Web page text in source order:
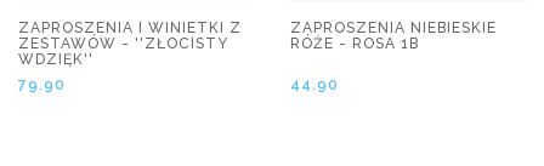
ZAPROSZENIA I WINIETKI Z
ZESTAWÓW - ''ZŁOCISTY
WDZIĘK''
79.90
ZAPROSZENIA NIEBIESKIE
RÓŻE - ROSA 1B
44.90